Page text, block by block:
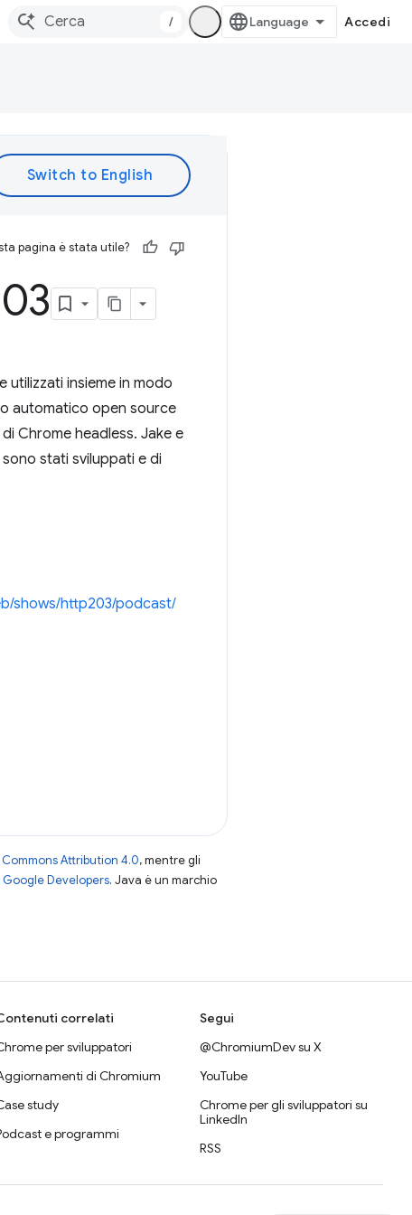
/ Accedi
pagina è stata utile?
insieme in modo
automatico open source
Chrome headless. Jake e
stati sviluppati e di
shows/http203/podcast/
Attribution 4.0, mentre gli
Developers. Java è un marchio
correlati
per sviluppatori
di Chromium
study
e programmi
Segui
@ChromiumDev su X
YouTube
Chrome per gli sviluppatori su
LinkedIn
RSS